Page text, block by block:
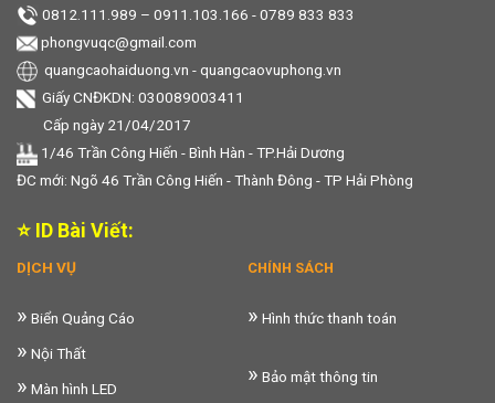
0812.111.989 – 0911.103.166 - 0789 833 833
phongvuqc@gmail.com
quangcaohaiduong.vn -quangcaovuphong.vn
Giấy CNĐKDN: 030089003411
Cấp ngày 21/04/2017
1/46 Trần Công Hiến - Bình Hàn - TP.Hải Dương
ĐC mới: Ngõ 46 Trần Công Hiến - Thành Đông - TP Hải Phòng
⭐ ID Bài Viết:
DỊCH VỤ
» Biển Quảng Cáo
» Nội Thất
» Màn hình LED
CHÍNH SÁCH
» Hình thức thanh toán
» Bảo mật thông tin